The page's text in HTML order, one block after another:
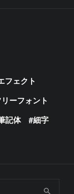
フェクト
ーフォント
記体
細字